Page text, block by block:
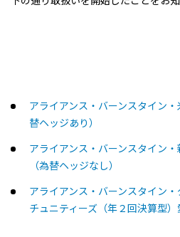
アライアンス・バーンスタイン
替ヘッジあり）
アライアンス・バーンスタイン
（為替ヘッジなし）
アライアンス・バーンスタイン
チュニティーズ（年２回決算型